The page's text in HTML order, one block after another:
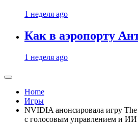
1 неделя ago
Как в аэропорту
1 неделя ago
Home
Игры
NVIDIA анонсировала игру The
с голосовым управлением и ИИ